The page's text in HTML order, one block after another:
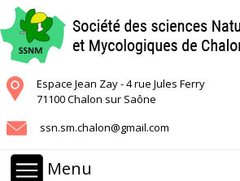
Espace Jean Zay - 4 rue Jules Ferry
71100 Chalon sur Saône
ssn.sm.chalon@gmail.com
Menu